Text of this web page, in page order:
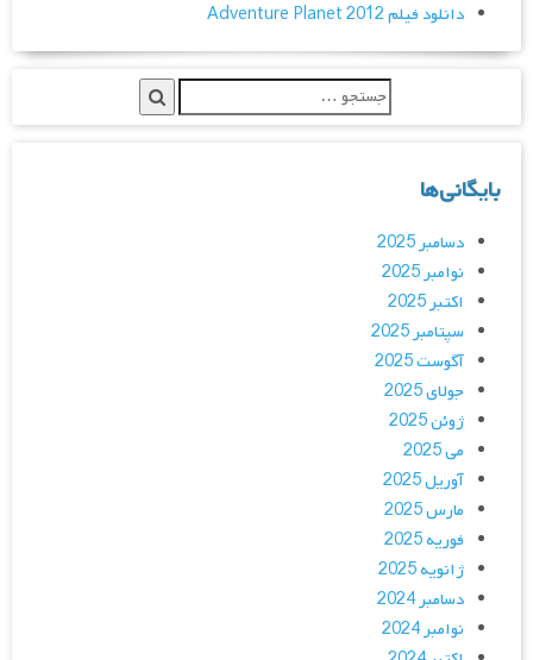
دانلود فیلم Adventure Planet 2012
بایگانی‌ها
دسامبر 2025
نوامبر 2025
اکتبر 2025
سپتامبر 2025
آگوست 2025
جولای 2025
ژوئن 2025
می 2025
آوریل 2025
مارس 2025
فوریه 2025
ژانویه 2025
دسامبر 2024
نوامبر 2024